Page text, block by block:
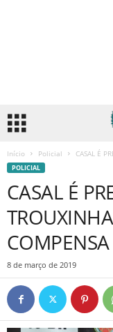
Início Policial CASAL É
POLICIAL
CASAL É
COMPENSA
8 de março de 2019